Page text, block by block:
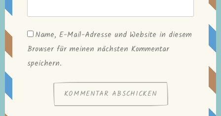
Name, E-Mail-Adresse und Website in diesem
Browser für meinen nächsten Kommentar
speichern.